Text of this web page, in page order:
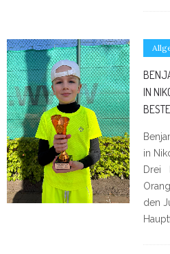
IN
in
Drei
den